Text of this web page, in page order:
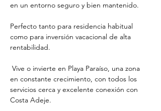
en un entorno seguro y bien mantenido.
Perfecto tanto para residencia habitual
como para inversión vacacional de alta
rentabilidad.
en constante crecimiento, con todos los
servicios cerca y excelente conexión con
Costa Adeje.